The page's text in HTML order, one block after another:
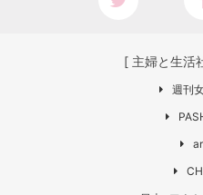
[ 主婦と生活
週刊